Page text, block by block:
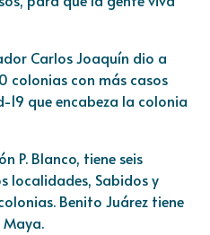
Carlos Joaquín dio a
colonias con más casos
que encabeza la colonia
P. Blanco, tiene seis
localidades, Sabidos y
Benito Juárez tiene
Maya.